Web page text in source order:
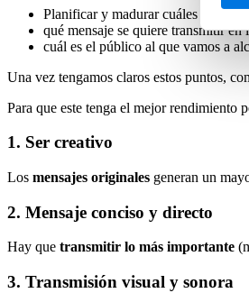
Planificar y madurar cuáles son los
qué mensaje se quiere transmitir en
cuál es el público al que vamos a
Una vez tengamos claros estos puntos,
Para que este tenga el mejor rendimiento
1. Ser creativo
Los mensajes originales generan un
2. Mensaje conciso y directo
Hay que transmitir lo más importante
3. Transmisión visual y sonora